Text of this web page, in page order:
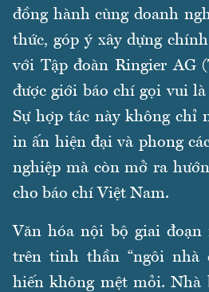
đồng hành cùng doanh
thức, góp ý xây dựng
với Tập đoàn Ringier AG
được giới báo chí gọi vui là
Sự hợp tác này không chỉ
in ấn hiện đại và phong
nghiệp mà còn mở ra
cho báo chí Việt Nam.
Văn hóa nội bộ giai đoạn
trên tinh thần “ngôi nhà
hiến không mệt mỏi. Nhà